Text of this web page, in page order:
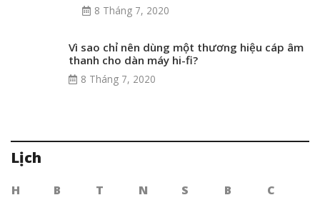
8 Tháng 7, 2020
Vì sao chỉ nên dùng một thương hiệu cáp âm
thanh cho dàn máy hi-fi?
8 Tháng 7, 2020
Lịch
H B T N S B
C